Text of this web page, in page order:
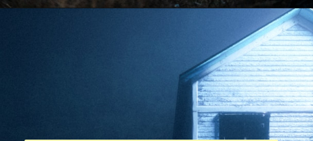
https://resultmp.com/category/knowledge/